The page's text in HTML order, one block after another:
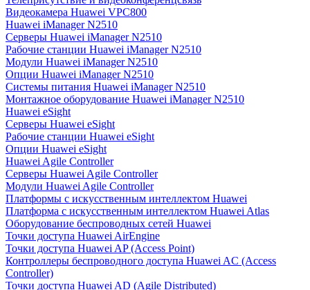
Видеокамера Huawei VPC800
Huawei iManager N2510
Серверы Huawei iManager N2510
Рабочие станции Huawei iManager N2510
Модули Huawei iManager N2510
Опции Huawei iManager N2510
Системы питания Huawei iManager N2510
Монтажное оборудование Huawei iManager N2510
Huawei eSight
Серверы Huawei eSight
Рабочие станции Huawei eSight
Опции Huawei eSight
Huawei Agile Controller
Серверы Huawei Agile Controller
Модули Huawei Agile Controller
Платформы с искусственным интеллектом Huawei
Платформа с искусственным интеллектом Huawei Atlas
Оборудование беспроводных сетей Huawei
Точки доступа Huawei AirEngine
Точки доступа Huawei AP (Access Point)
Контроллеры беспроводного доступа Huawei AC (Access
Controller)
Точки доступа Huawei AD (Agile Distributed)